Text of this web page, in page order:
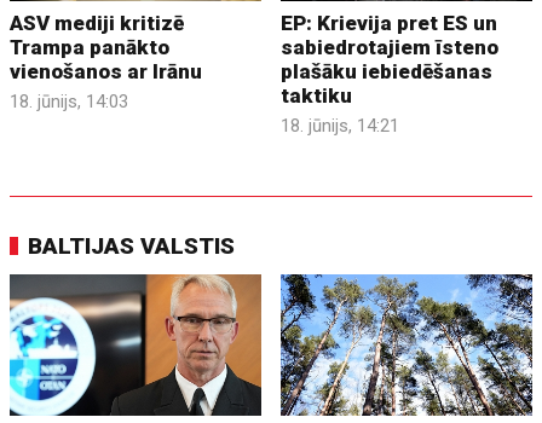
ASV mediji kritizē
Trampa panākto
vienošanos ar Irānu
18. jūnijs, 14:03
EP: Krievija pret ES un
sabiedrotajiem īsteno
plašāku iebiedēšanas
taktiku
18. jūnijs, 14:21
BALTIJAS VALSTIS